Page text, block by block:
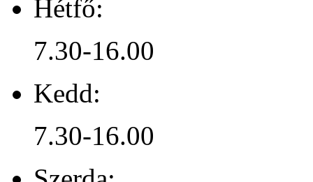
Hétfő:
7.30-16.00
Kedd:
7.30-16.00